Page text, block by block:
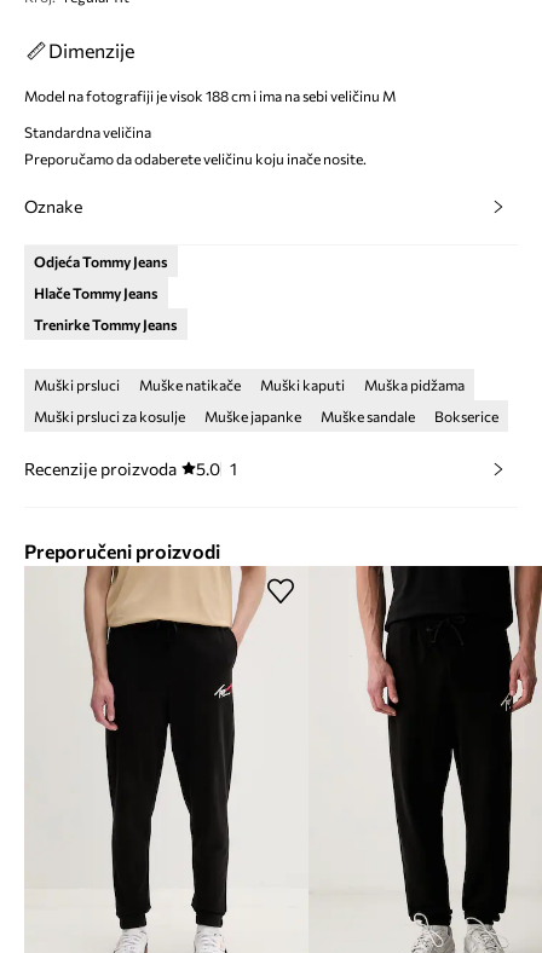
Dimenzije
Model na fotografiji je visok 188 cm i ima na sebi veličinu M
Standardna veličina
Preporučamo da odaberete veličinu koju inače nosite.
Oznake
Odjeća Tommy Jeans
Hlače Tommy Jeans
Trenirke Tommy Jeans
Muški prsluci Muške natikače Muški kaputi
Muška pidžama
Muški prsluci za kosulje
Muške japanke Muške sandale Bokserice
Recenzije proizvoda 5.0 1
Preporučeni proizvodi